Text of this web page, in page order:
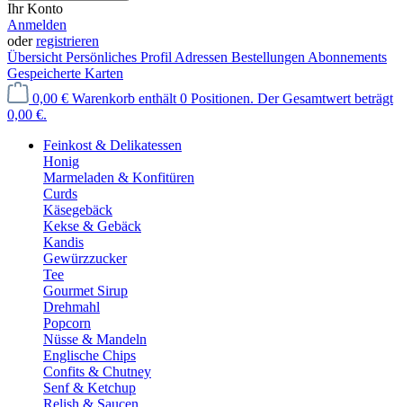
Ihr Konto
Anmelden
oderregistrieren
Übersicht Persönliches Profil Adressen Bestellungen Abonnements
Gespeicherte Karten
0,00 € Warenkorb enthält 0 Positionen. Der Gesamtwert beträgt
0,00 €.
Feinkost & Delikatessen
Honig
Marmeladen & Konfitüren
Curds
Käsegebäck
Kekse & Gebäck
Kandis
Gewürzzucker
Tee
Gourmet Sirup
Drehmahl
Popcorn
Nüsse & Mandeln
Englische Chips
Confits & Chutney
Senf & Ketchup
Relish & Saucen